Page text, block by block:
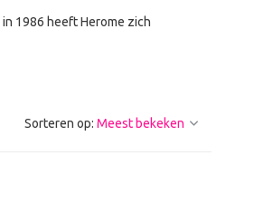
1986 heeft Herome zich
Sorteren op: